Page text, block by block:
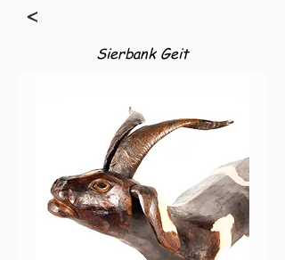
<
Sierbank Geit